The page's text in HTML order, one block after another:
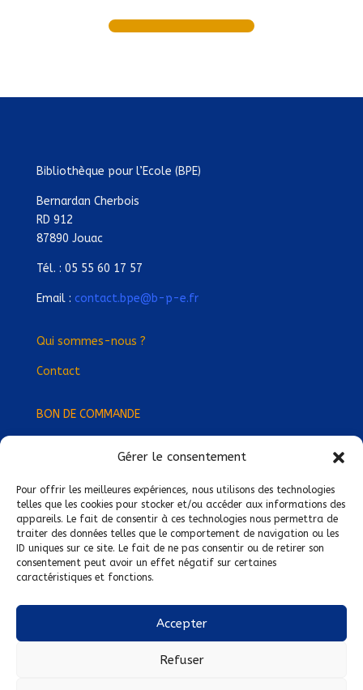
Gérer le consentement
Pour offrir les meilleures expériences, nous utilisons des technologies
telles que les cookies pour stocker et/ou accéder aux informations des
appareils. Le fait de consentir à ces technologies nous permettra de
traiter des données telles que le comportement de navigation ou les
ID uniques sur ce site. Le fait de ne pas consentir ou de retirer son
consentement peut avoir un effet négatif sur certaines
caractéristiques et fonctions.
Accepter
Refuser
Bibliothèque pour l’Ecole (BPE)
Bernardan Cherbois
RD 912
87890 Jouac
Tél. : 05 55 60 17 57
Email : contact.bpe@b-p-e.fr
Qui sommes-nous ?
Contact
BON DE COMMANDE
Devenez Délégué·e Régional·e !
Trouvez-nous près de chez vous !
Mentions légales
Conditions générales de vente
Politique de confidentialité